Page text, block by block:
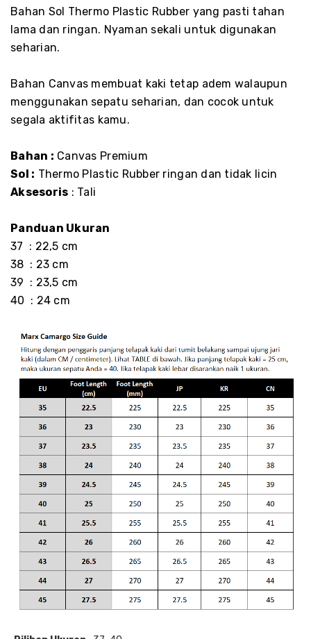
Bahan Sol Thermo Plastic Rubber yang pasti tahan
lama dan ringan. Nyaman sekali untuk digunakan
seharian.
Bahan Canvas membuat kaki tetap adem walaupun
menggunakan sepatu seharian, dan cocok untuk
segala aktifitas kamu.
Bahan : Canvas Premium
Sol : Thermo Plastic Rubber ringan dan tidak licin
Aksesoris : Tali
Panduan Ukuran
37 : 22,5 cm
38 : 23 cm
39 : 23,5 cm
40 : 24 cm